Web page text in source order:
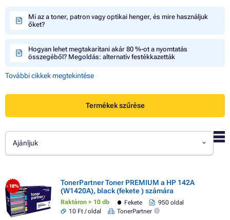
Mi az a toner, patron vagy optikai henger, és mire használjuk
őket?
Hogyan lehet megtakarítani akár 80 %-ot a nyomtatás
összegéből? Megoldás: alternatív festékkazetták
További cikkek megtekintése
Termékek szűrése
Ajánljuk
- 18%
TonerPartner Toner PREMIUM a HP 142A
(W1420A), black (fekete ) számára
Raktáron > 10 db Fekete
950 oldal
10 Ft / oldal
TonerPartner